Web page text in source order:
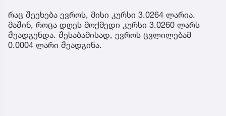
რაც შეეხება ევროს, მისი კურსი 3.0264 ლარია.
მაშინ, როცა დღეს მოქმედი კურსი 3.0260 ლარს
შეადგენდა. შესაბამისად, ევროს ცვლილებამ
0.0004 ლარი შეადგინა.